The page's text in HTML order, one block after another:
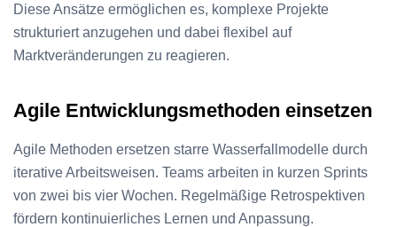
Diese Ansätze ermöglichen es, komplexe Projekte
strukturiert anzugehen und dabei flexibel auf
Marktveränderungen zu reagieren.
Agile Entwicklungsmethoden einsetzen
Agile Methoden ersetzen starre Wasserfallmodelle durch
iterative Arbeitsweisen. Teams arbeiten in kurzen Sprints
von zwei bis vier Wochen. Regelmäßige Retrospektiven
fördern kontinuierliches Lernen und Anpassung.